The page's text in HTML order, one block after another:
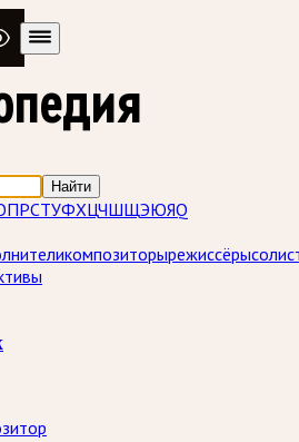
Найти
ПРСТУФХЦЧШЩЭЮЯQ
композиторырежиссёры